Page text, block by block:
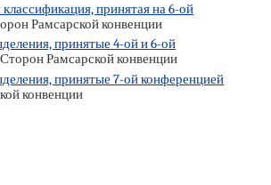
принятая на6-ой
Рамсарской конвенции
принятые4-ойи6-ой
Сторон Рамсарской конвенции
принятые7-ойконференцией
конвенции